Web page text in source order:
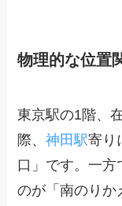
物理的な位置
東京駅の1階、
際、神田駅寄り
口」です。一方
のが「南のりか